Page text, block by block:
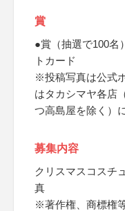
賞
●賞（抽選で100
トカード
※投稿写真は公式
はタカシマヤ各店
つ高島屋を除く）
募集内容
クリスマスコスチ
真
※著作権、商標権